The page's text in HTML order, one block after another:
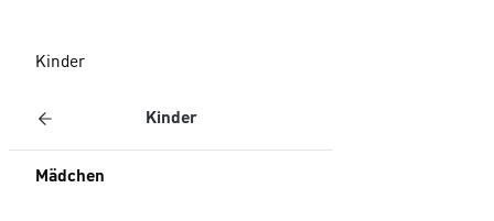
Kinder
Kinder
Mädchen